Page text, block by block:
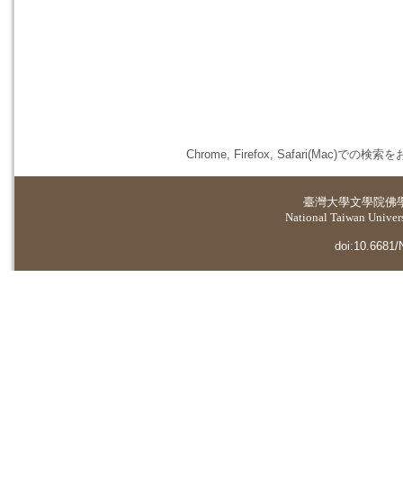
Chrome, Firefox, Safari(Mac)での検索を
臺灣大學文學院佛
National Taiwan
doi:10.6681/